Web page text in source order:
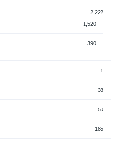
2,222
1,520
390
1
38
50
185